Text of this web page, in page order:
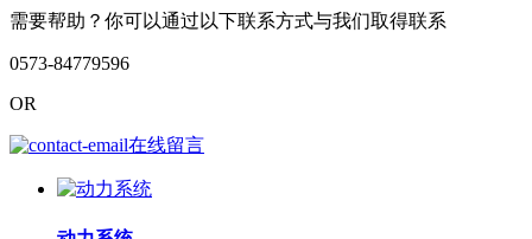
需要帮助？你可以通过以下联系方式与我们取得联系
0573-84779596
OR
在线留言